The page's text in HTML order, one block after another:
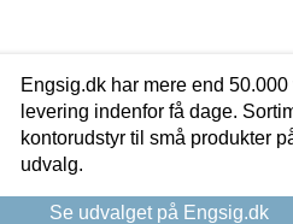
Engsig.dk har mere end
levering indenfor få dage.
kontorudstyr til små produkter
udvalg.
Se udvalget på Engsig.dk